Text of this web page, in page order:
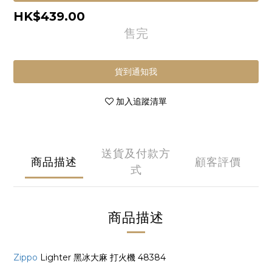
HK$439.00
售完
貨到通知我
加入追蹤清單
商品描述
送貨及付款方
式
顧客評價
商品描述
Zippo Lighter 黑冰大麻 打火機 48384